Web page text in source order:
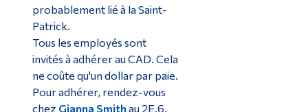
probablement lié à la Saint-
Patrick.
Tous les employés sont
invités à adhérer au CAD. Cela
ne coûte qu'un dollar par paie.
Pour adhérer, rendez-vous
chez Gianna Smith au 2E.6.